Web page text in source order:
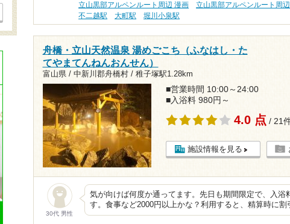
立山黒部アルペンルート周辺 漫画
立山黒部アルペンルート周
不二越駅
大町駅 堀川小泉駅
舟橋・立山天然温泉 湯めごこち（ふなはし・た
てやまてんねんおんせん）
富山県 / 中新川郡舟橋村 / 稚子塚駅1.28km
■営業時間 10:00～24:00
■入浴料 980円～
4.0 点 / 21
施設情報を見る
30代 男性
気が向けば何度か通ってます。先日も期間限定で、入浴
す。食事など2000円以上かな？利用すると、精算時に